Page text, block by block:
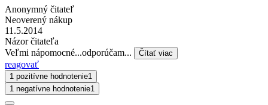
Anonymný čitateľ
Neoverený nákup
11.5.2014
Názor čitateľa
Veľmi nápomocné...odporúčam...
Čítať viac
reagovať
1 pozitívne hodnotenie1
1 negatívne hodnotenie1